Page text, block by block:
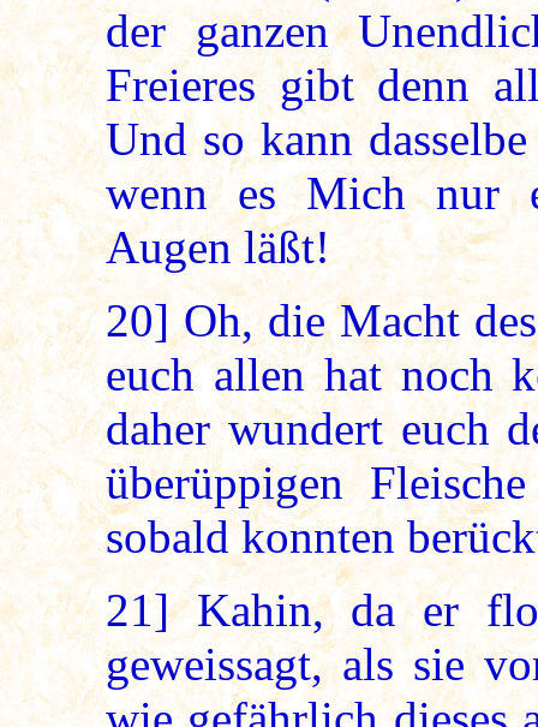
der ganzen
Freieres gibt denn
Und so kann
wenn es Mich nur
Augen läßt!
20] Oh, die Macht
euch allen hat noch
daher wundert euch
überüppigen
sobald konnten
21]Kahin, da er
geweissagt, als sie